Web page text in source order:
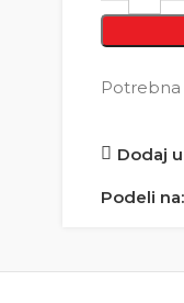
Potrebna
Dodaj
Podeli na: